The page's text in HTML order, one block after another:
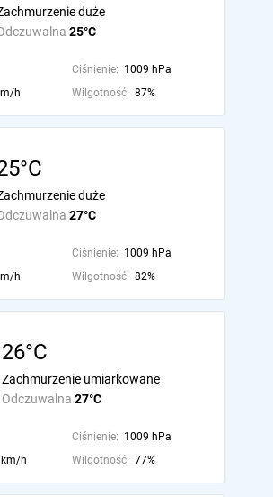
25°C
duże
Ciśnienie: 1009 hPa
h Wilgotność: 87%
27°C
duże
Ciśnienie: 1009 hPa
h Wilgotność: 82%
26°C
Odczuwalna 27°C
Zachmurzenie umiarkowane
Ciśnienie: 1009 hPa
h Wilgotność: 77%